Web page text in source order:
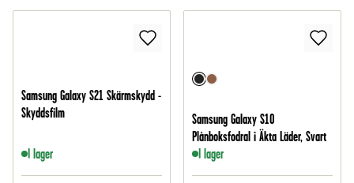
Samsung Galaxy S21 Skärmskydd -
Skyddsfilm
I lager
Samsung Galaxy S10
Plånboksfodral i Äkta Läder, Svart
I lager